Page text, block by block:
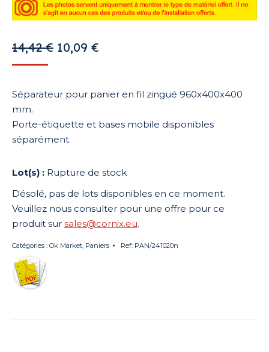
14,42€ Le
était :
14,42 €.
10,09 €
est :
10,09 €.
Séparateur pour panier en fil zingué 960x400x400
mm.
Porte-étiquette et bases mobile disponibles
séparément.
Rupture de stock
Désolé, pas de lots disponibles en ce moment.
Veuillez nous consulter pour une offre pour ce
produit sur sales@cornix.eu.
Catégories : Ok Market, Paniers Ref: PAN/241020n